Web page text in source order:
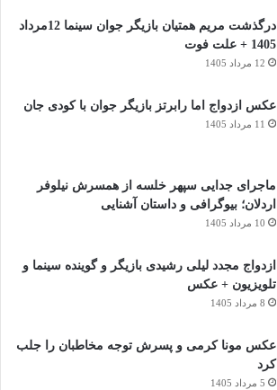
درگذشت مریم همتیان بازیگر جوان سینما 12مرداد
1405 + علت فوت
12 مرداد 1405
عکس ازدواج اما رابرتز بازیگر جوان با کودی جان
11 مرداد 1405
ماجرای جدایی سپهر خلسه از همسرش نیلوفر
اردلان؛ بیوگرافی و داستان آشنایی
10 مرداد 1405
ازدواج مجدد لیلی رشیدی بازیگر و گوینده سینما و
تلویزیون + عکس
8 مرداد 1405
عکس مونا کرمی و پسرش توجه مخاطبان را جلب
کرد
5 مرداد 1405